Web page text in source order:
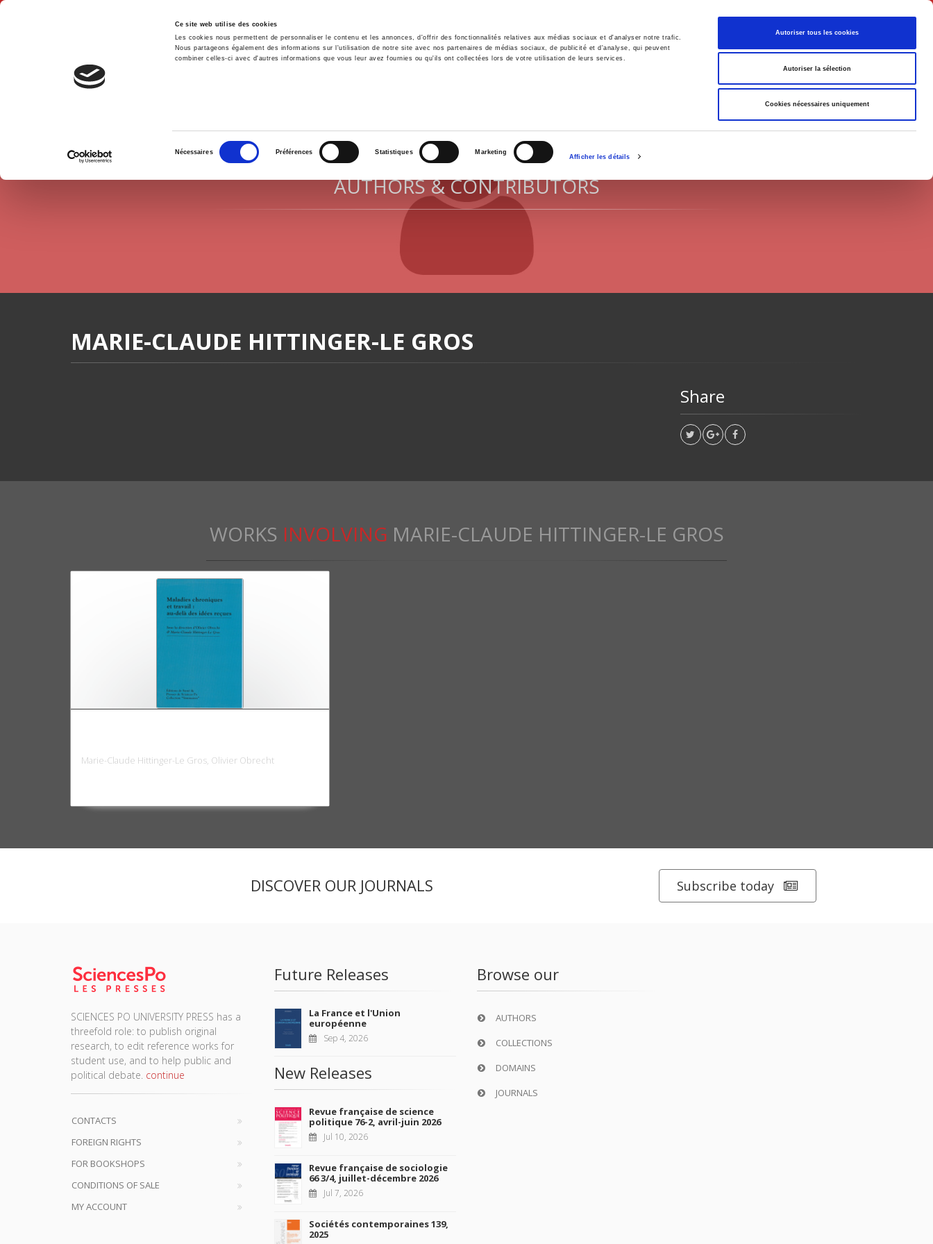
Ce site web utilise des cookies
Les cookies nous permettent de personnaliser le contenu et les annonces, d'offrir des fonctionnalités relatives aux médias sociaux et d'analyser notre trafic.
Nous partageons également des informations sur l'utilisation de notre site avec nos partenaires de médias sociaux, de publicité et d'analyse, qui peuvent
combiner celles-ci avec d'autres informations que vous leur avez fournies ou qu'ils ont collectées lors de votre utilisation de leurs services.
consentement
Nécessaires Préférences Statistiques Marketing
Afficher les détails
Autoriser tous les cookies
Autoriser la sélection
Cookies nécessaires uniquement
English
Home Environment History International Politics
AUTHORS & CONTRIBUTORS
MARIE-CLAUDE HITTINGER-LE GROS
Share
WORKS INVOLVING MARIE-CLAUDE HITTINGER-LE GROS
Marie-Claude Hittinger-Le Gros, Olivier Obrecht
DISCOVER OUR JOURNALS Subscribe today
SCIENCES PO UNIVERSITY PRESS has a
threefold role: to publish original
research, to edit reference works for
student use, and to help public and
political debate. continue
CONTACTS
FOREIGN RIGHTS
FOR BOOKSHOPS
CONDITIONS OF SALE
MY ACCOUNT
Future Releases
La France et l'Union
européenne
Sep 4, 2026
New Releases
Revue française de science
politique 76-2, avril-juin 2026
Jul 10, 2026
Revue française de sociologie
66 3/4, juillet-décembre 2026
Jul 7, 2026
Sociétés contemporaines 139,
2025
Browse our
AUTHORS
COLLECTIONS
DOMAINS
JOURNALS